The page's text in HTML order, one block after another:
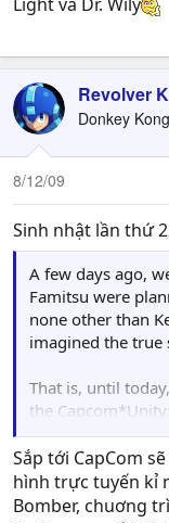
According to
Virginia. MAGFest
preview the film,
film will be
In related news,
fellow student
Man comic
Planned to
comic will
focusing in on the
Sounds exciting!
Revolver
Donkey Kong
8/12/09
Sinh nhật lần thứ
A few days ago,
Famitsu were
none other than
imagined the true
That is, until
the Capcom*Unity:
That’s right–
such a peculiar
a character as
Sắp tới CapCom
hình trực tuyến kỉ
Bomber, chuơng